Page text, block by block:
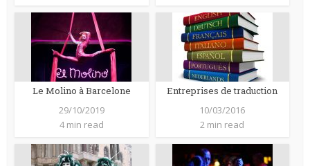
Le Molino à Barcelone
29/10/2019
4 min read
Entreprises de traduction
10/03/2016
2 min read